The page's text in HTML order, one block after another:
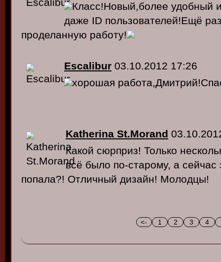
Класс!Новый,более удобный
даже ID пользователей!Ещё
проделанную работу!
Escalibur 03.10.2012 17:26
хорошая
Katherina St.Morand
Какой сюрприз! Только
всё было по-старому, а
попала?! Отличный дизайн! Молодцы!
<- 1 2 3 4